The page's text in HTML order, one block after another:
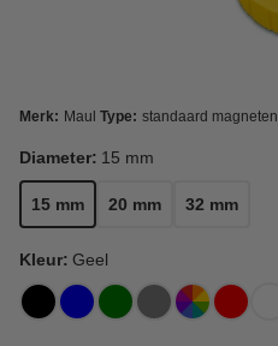
Merk: Maul Type: standaard magneten
Diameter: 15 mm
15 mm 20 mm 32 mm
Kleur: Geel